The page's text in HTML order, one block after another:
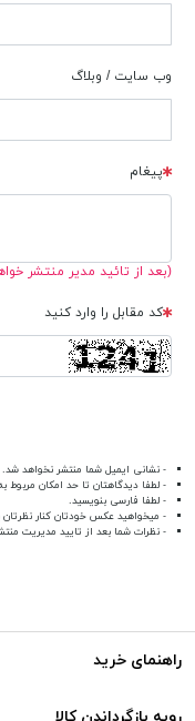
وب سایت / وبلاگ
پیغام
(بعد از تائید مدیر منتشر
کد مقابل را وارد کنید
- نشانی ایمیل شما منتشر نخواهد شد.
- لطفا دیدگاهتان تا حد امکان مربوط
- لطفا فارسی بنویسید.
- میخواهید عکس خودتان کنار نظرتان
- نظرات شما بعد از تایید مدیریت
راهنمای خرید